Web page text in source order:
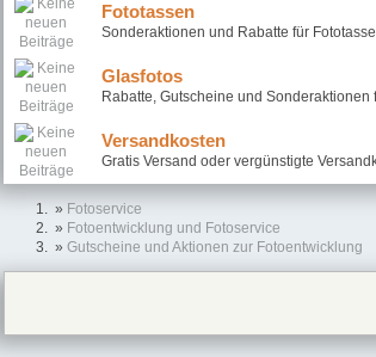
Fototassen
Sonderaktionen und Rabatte für
Glasfotos
Rabatte, Gutscheine und
Versandkosten
Gratis Versand oder vergünstigte
» Fotoservice
» Fotoentwicklung und Fotoservice
» Gutscheine und Aktionen zur Fotoentwicklung